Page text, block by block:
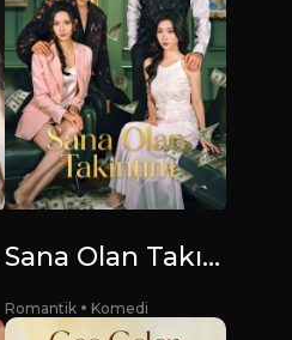
Sana Olan Takıntım
Romantik Komedi